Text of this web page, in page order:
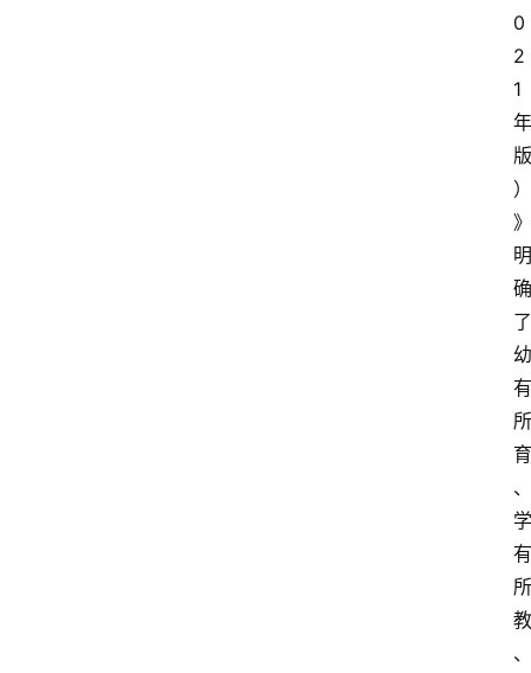
0
2
1
年
版
）
》
明
确
了
幼
有
所
育
、
学
有
所
教
、